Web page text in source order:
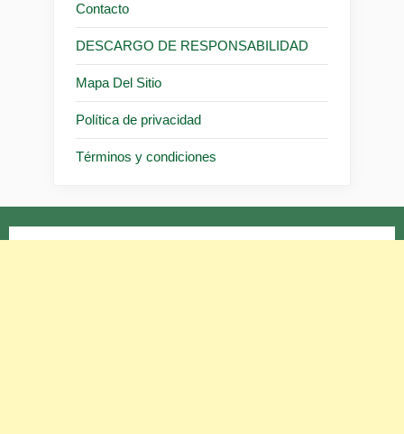
Contacto
DESCARGO DE RESPONSABILIDAD
Mapa Del Sitio
Política de privacidad
Términos y condiciones